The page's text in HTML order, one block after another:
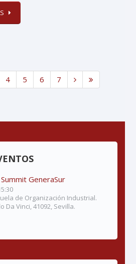
4 5 6 7
GeneraSur
de Organización Industrial.
Da Vinci, 41092, Sevilla.